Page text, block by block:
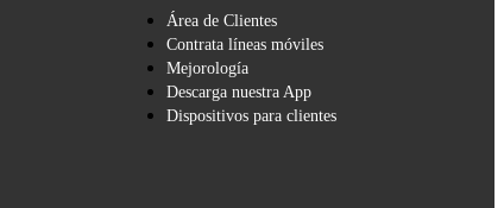
Área de Clientes
Contrata líneas móviles
Mejorología
Descarga nuestra App
Dispositivos para clientes